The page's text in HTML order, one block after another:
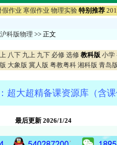
假作业 寒假作业 物理实验 特别推荐 201
沪科版物理 >> 正文
八下 九上 九下 必修 选修 教科版 小学
大象版 冀人版 粤教粤科 湘科版 青岛
超大超精备课资源库（含
最后更新 2026/1/24